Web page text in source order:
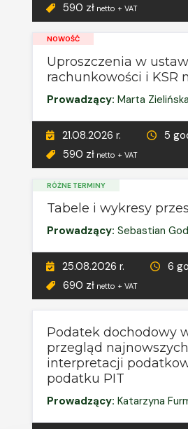
590 zł netto + VAT
NOWOŚĆ
Uproszczenia w
rachunkowości i KSR
Prowadzący: Marta Zielińska
21.08.2026 r.
5
590 zł netto + VAT
RÓŻNE TERMINY
Tabele i wykresy
Prowadzący: Sebastian
25.08.2026 r.
6
690 zł netto + VAT
Podatek dochodowy
przegląd najnowszych
interpretacji
podatku PIT
Prowadzący: Katarzyna